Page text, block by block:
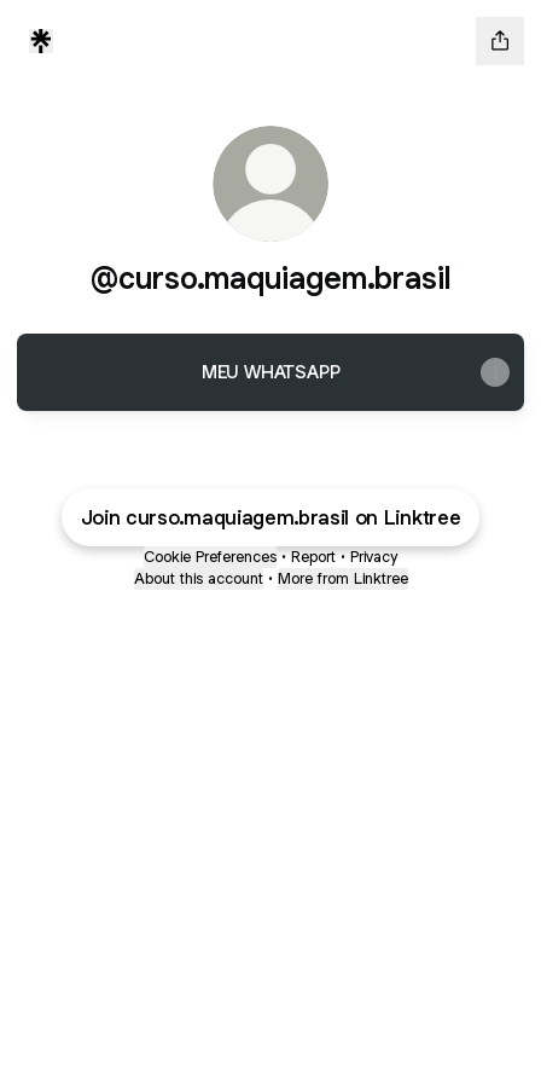
@curso.maquiagem.brasil
MEU WHATSAPP
Join curso.maquiagem.brasil on Linktree
Cookie Preferences • Report • Privacy
About this account • More from Linktree